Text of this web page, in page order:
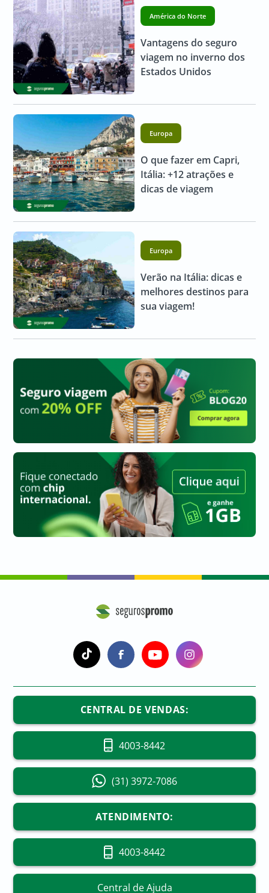
América do Norte
Vantagens do seguro
viagem no inverno dos
Estados Unidos
Europa
O que fazer em Capri,
Itália: +12 atrações e
dicas de viagem
Europa
Verão na Itália: dicas e
melhores destinos para
sua viagem!
CENTRAL DE VENDAS:
4003-8442
(31) 3972-7086
ATENDIMENTO:
4003-8442
Central de Ajuda